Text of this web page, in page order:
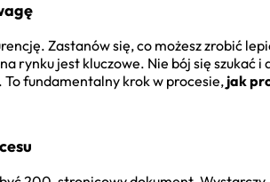
Zastanów się, co możesz zrobić
rynku jest kluczowe. Nie bój się szukać
To fundamentalny krok w procesie, jak